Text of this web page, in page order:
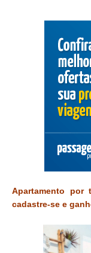
Apartamento por
cadastre-se e